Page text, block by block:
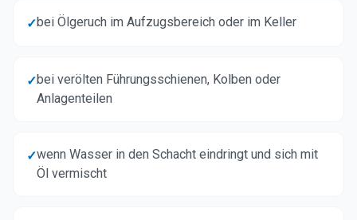
✓bei Ölgeruch im Aufzugsbereich oder im Keller
✓bei verölten Führungsschienen, Kolben oder
Anlagenteilen
✓wenn Wasser in den Schacht eindringt und sich mit
Öl vermischt